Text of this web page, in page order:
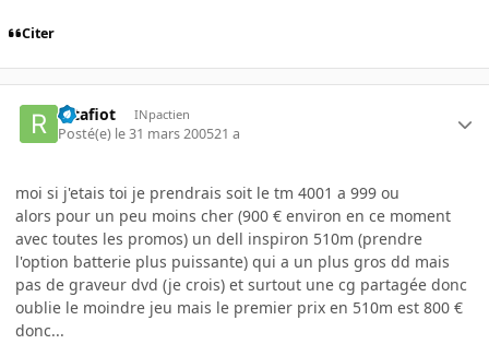
Citer
ratafiot INpactien
Posté(e) le 31 mars 200521 a
moi si j'etais toi je prendrais soit le tm 4001 a 999 ou
alors pour un peu moins cher (900 € environ en ce moment
avec toutes les promos) un dell inspiron 510m (prendre
l'option batterie plus puissante) qui a un plus gros dd mais
pas de graveur dvd (je crois) et surtout une cg partagée donc
oublie le moindre jeu mais le premier prix en 510m est 800 €
donc...